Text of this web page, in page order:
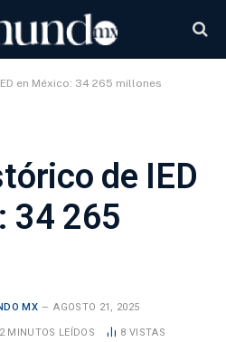
en México: 34 265 millones
de IED
34 265
MX AGOSTO 21, 2025
2 MINUTOS LEÍDOS 8 VISTAS